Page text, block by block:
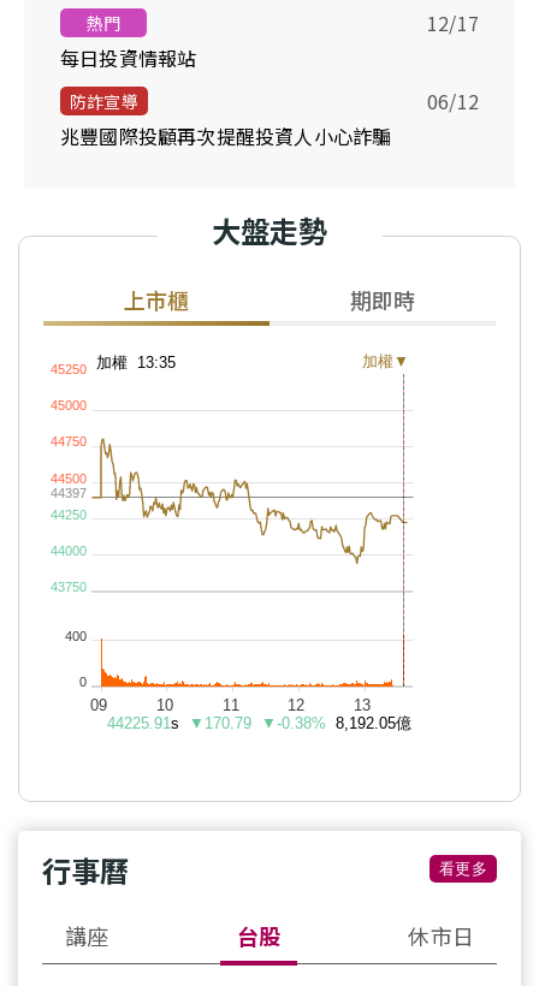
熱門
每日投資情報站
12/17
防詐宣導
兆豐國際投顧再次提醒投資人小心詐騙
06/12
大盤走勢
上市櫃 期即時
行事曆 看更多
講座 台股 休市日